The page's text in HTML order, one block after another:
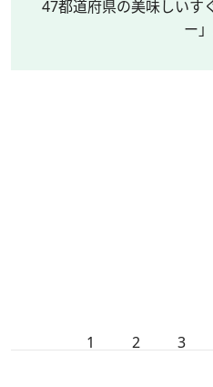
47都道府県の美味しいす
ー
1 2 3